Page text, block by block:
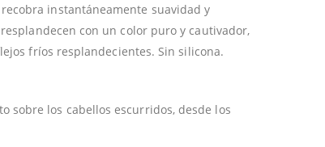
instantáneamente suavidad y
con un color puro y cautivador,
fríos resplandecientes. Sin silicona.
sobre los cabellos escurridos, desde los